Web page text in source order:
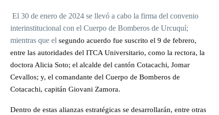
El 30 de enero de 2024 se llevó a cabo la firma del convenio
interinstitucional con el Cuerpo de Bomberos de Urcuquí;
mientras que el segundo acuerdo fue suscrito el 9 de febrero,
entre las autoridades del ITCA Universitario, como la rectora, la
doctora Alicia Soto; el alcalde del cantón Cotacachi, Jomar
Cevallos; y, el comandante del Cuerpo de Bomberos de
Cotacachi, capitán Giovani Zamora.
Dentro de estas alianzas estratégicas se desarrollarán, entre otras